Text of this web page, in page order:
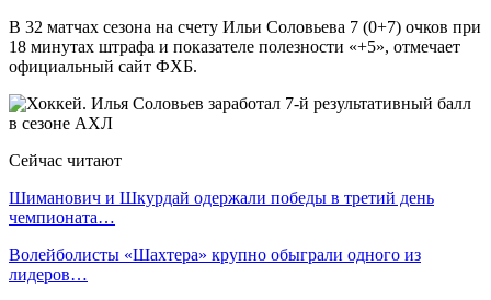
В 32 матчах сезона на счету Ильи Соловьева 7 (0+7) очков при
18 минутах штрафа и показателе полезности «+5», отмечает
официальный сайт ФХБ.
Сейчас читают
Шиманович и Шкурдай одержали победы в третий день
чемпионата…
Волейболисты «Шахтера» крупно обыграли одного из
лидеров…